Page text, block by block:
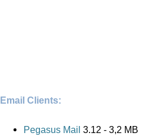
Email Clients:
Pegasus Mail 3.12 - 3,2 MB